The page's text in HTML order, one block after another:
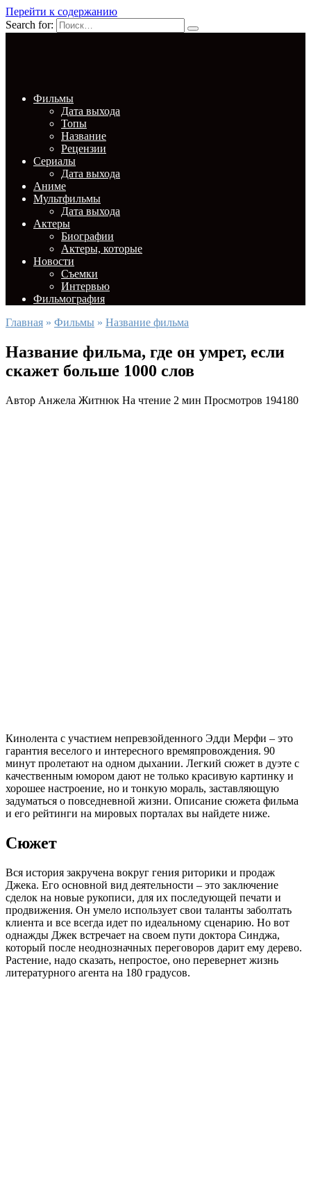
Перейти к содержанию
Search for:
Фильмы
Дата выхода
Топы
Название
Рецензии
Сериалы
Дата выхода
Аниме
Мультфильмы
Дата выхода
Актеры
Биографии
Актеры, которые
Новости
Съемки
Интервью
Фильмография
Главная » Фильмы » Название фильма
Название фильма, где он умрет, если
скажет больше 1000 слов
Автор Анжела Житнюк На чтение 2 мин Просмотров 194180
Кинолента с участием непревзойденного Эдди Мерфи – это
гарантия веселого и интересного времяпровождения. 90
минут пролетают на одном дыхании. Легкий сюжет в дуэте с
качественным юмором дают не только красивую картинку и
хорошее настроение, но и тонкую мораль, заставляющую
задуматься о повседневной жизни. Описание сюжета фильма
и его рейтинги на мировых порталах вы найдете ниже.
Сюжет
Вся история закручена вокруг гения риторики и продаж
Джека. Его основной вид деятельности – это заключение
сделок на новые рукописи, для их последующей печати и
продвижения. Он умело использует свои таланты заболтать
клиента и все всегда идет по идеальному сценарию. Но вот
однажды Джек встречает на своем пути доктора Синджа,
который после неоднозначных переговоров дарит ему дерево.
Растение, надо сказать, непростое, оно перевернет жизнь
литературного агента на 180 градусов.